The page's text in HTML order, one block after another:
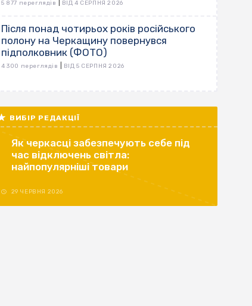
5 877 переглядів ВІД 4 СЕРПНЯ 2026
Після понад чотирьох років російського
полону на Черкащину повернувся
підполковник (ФОТО)
4 300 переглядів ВІД 5 СЕРПНЯ 2026
ВИБІР РЕДАКЦІЇ
Як черкасці забезпечують себе під
час відключень світла:
найпопулярніші товари
29 ЧЕРВНЯ 2026